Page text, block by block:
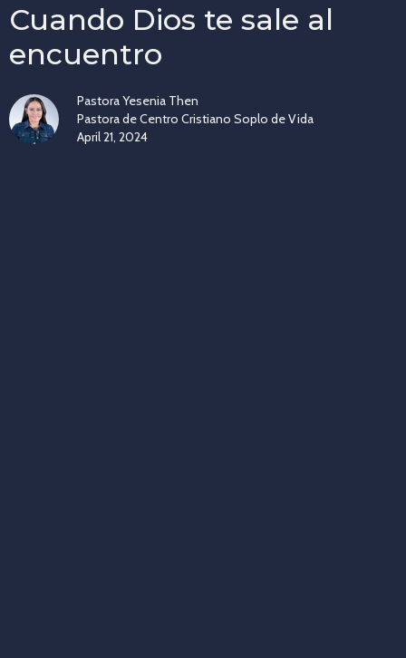
Cuando Dios te sale al
encuentro
Pastora Yesenia Then
Pastora de Centro Cristiano Soplo de Vida
April 21, 2024